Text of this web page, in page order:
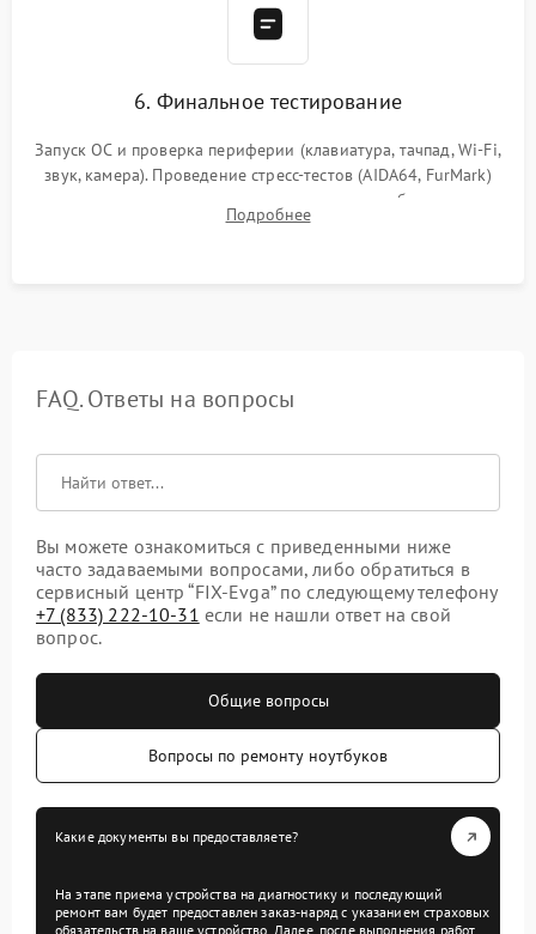
6. Финальное тестирование
Запуск ОС и проверка периферии (клавиатура, тачпад, Wi-Fi,
звук, камера). Проведение стресс-тестов (AIDA64, FurMark)
для контроля температурного режима и стабильности
системы под пиковой нагрузкой.
Подробнее
FAQ. Ответы на вопросы
Вы можете ознакомиться с приведенными ниже
часто задаваемыми вопросами, либо обратиться в
сервисный центр “FIX-Evga” по следующему телефону
+7 (833) 222-10-31 если не нашли ответ на свой
вопрос.
Общие вопросы
Вопросы по ремонту ноутбуков
Какие документы вы предоставляете?
На этапе приема устройства на диагностику и последующий
ремонт вам будет предоставлен заказ-наряд с указанием страховых
обязательств на ваше устройство. Далее, после выполнения работ